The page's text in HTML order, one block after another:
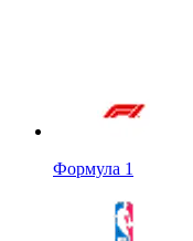
Формула 1